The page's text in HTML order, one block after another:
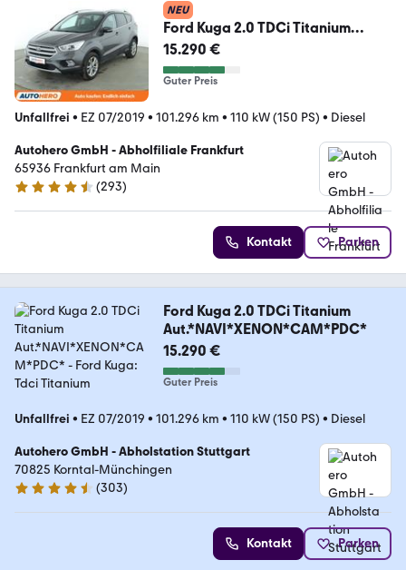
NEU
Ford Kuga 2.0 TDCi Titanium
Aut.*NAVI*XENON*CAM*PDC*
15.290 €
Guter Preis
Unfallfrei • EZ 07/2019 • 101.296 km • 110 kW (150 PS) • Diesel
Autohero GmbH - Abholfiliale Frankfurt
65936 Frankfurt am Main
4.6 Sterne
(293)
Kontakt Parken
Ford Kuga 2.0 TDCi Titanium
Aut.*NAVI*XENON*CAM*PDC*
15.290 €
Guter Preis
Unfallfrei • EZ 07/2019 • 101.296 km • 110 kW (150 PS) • Diesel
Autohero GmbH - Abholstation Stuttgart
70825 Korntal-Münchingen
4.4 Sterne
(303)
Kontakt Parken